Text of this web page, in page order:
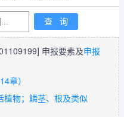
申报要素及申报
章）
植物；鳞茎、根及类似